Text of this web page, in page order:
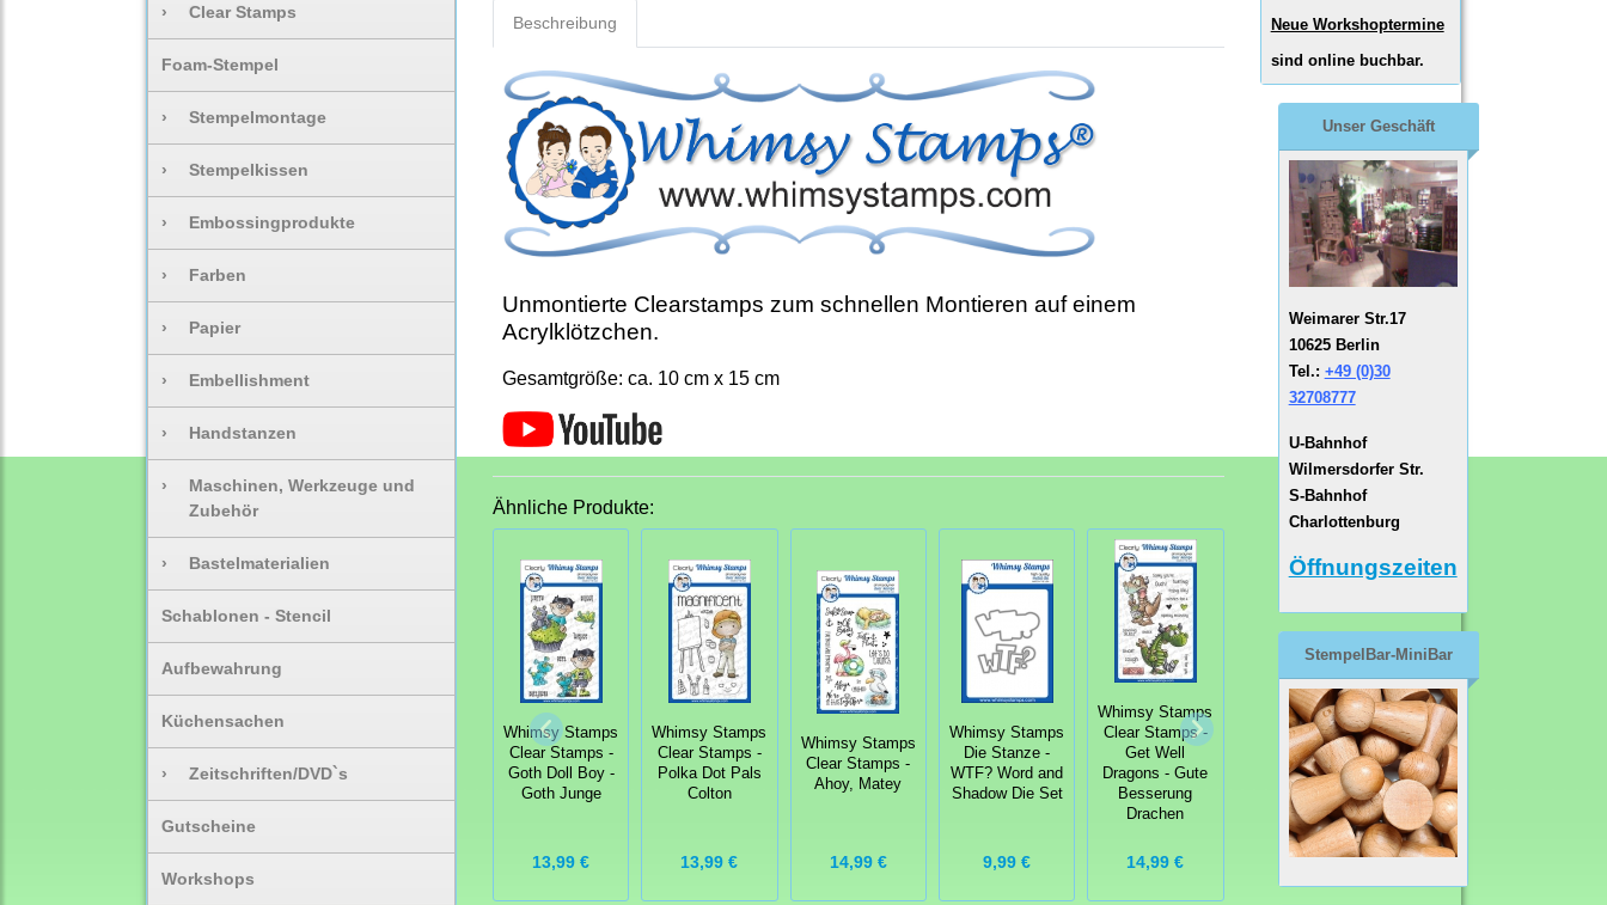
› Clear Stamps
Foam-Stempel
› Stempelmontage
› Stempelkissen
› Embossingprodukte
› Farben
› Papier
› Embellishment
› Handstanzen
›
Maschinen, Werkzeuge und
Zubehör
› Bastelmaterialien
Schablonen - Stencil
Aufbewahrung
Küchensachen
› Zeitschriften/DVD`s
Gutscheine
Workshops
Beschreibung
Unmontierte Clearstamps zum schnellen Montieren auf einem
Acrylklötzchen.
Gesamtgröße: ca. 10 cm x 15 cm
Ähnliche Produkte:
Whimsy Stamps
Clear Stamps -
Goth Doll Boy -
Goth Junge
13,99 €
Whimsy Stamps
Clear Stamps -
Polka Dot Pals
Colton
13,99 €
Whimsy Stamps
Clear Stamps -
Ahoy, Matey
14,99 €
Whimsy Stamps
Die Stanze -
WTF? Word and
Shadow Die Set
9,99 €
Whimsy Stamps
Clear Stamps -
Get Well
Dragons - Gute
Besserung
Drachen
14,99 €
Whimsy Stamps
Clear Stamps -
Dragon
Christmas
Wishes Drachen
Weihnachten
14,99 €
Whimsy Stamps
Clear Stamps -
Over the Moon
13,99 €
Neue Workshoptermine
sind online buchbar.
Unser Geschäft
Weimarer Str.17
10625 Berlin
Tel.: +49 (0)30
32708777
U-Bahnhof
Wilmersdorfer Str.
S-Bahnhof
Charlottenburg
Öffnungszeiten
StempelBar-MiniBar